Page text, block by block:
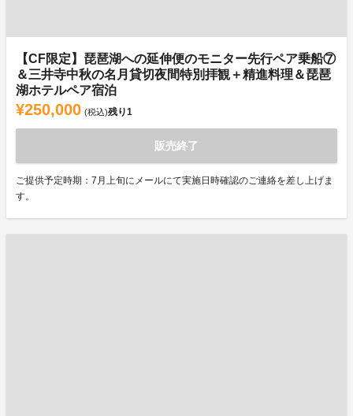
【CF限定】琵琶湖への延伸便のモニター先行ペア乗船⑦
＆三井寺中秋の名月貸切夜間特別拝観＋精進料理＆琵琶
湖ホテルペア宿泊
¥250,000 (税込)残り1
販売終了
ご提供予定時期：7月上旬にメールにて実施日時確認のご連絡を差し上げま
す。